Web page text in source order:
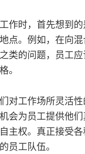
作时，首先想到
点。例如，在向
类的问题，员工
。
对工作场所灵活
会为员工提供他
主权。真正接受
员工队伍。